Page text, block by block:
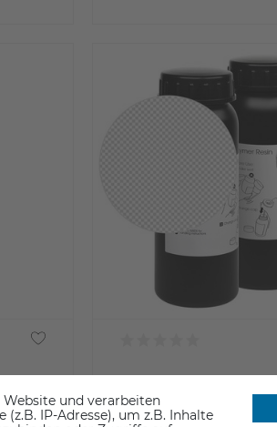
geeignet für:
und verarbeiten
IP-Adresse), um z.B. Inhalte